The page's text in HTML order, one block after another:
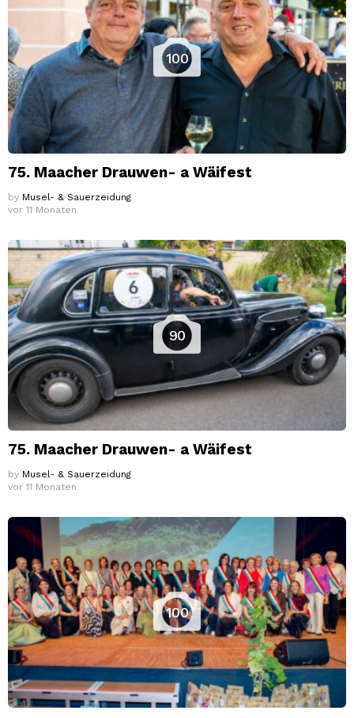
100
75. Maacher Drauwen- a Wäifest
by Musel- & Sauerzeidung
vor 11 Monaten
90
75. Maacher Drauwen- a Wäifest
by Musel- & Sauerzeidung
vor 11 Monaten
100